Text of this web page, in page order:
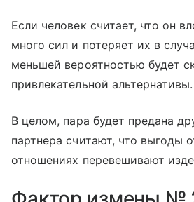
Если человек считает, что он
много сил и потеряет их в
меньшей вероятностью будет
привлекательной альтернативы.
В целом, пара будет предана
партнера считают, что выгоды
отношениях перевешивают